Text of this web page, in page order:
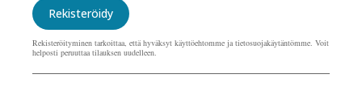
Rekisteröidy
Rekisteröityminen tarkoittaa, että hyväksyt käyttöehtomme ja tietosuojakäytäntömme. Voit
helposti peruuttaa tilauksen uudelleen.